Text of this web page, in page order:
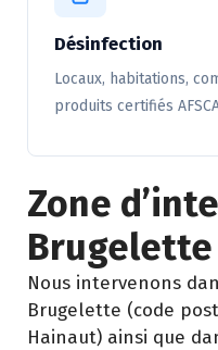
Désinfection
Locaux, habitations,
produits certifiés
Zone
Nous intervenons
Brugelette (code
Hainaut) ainsi que